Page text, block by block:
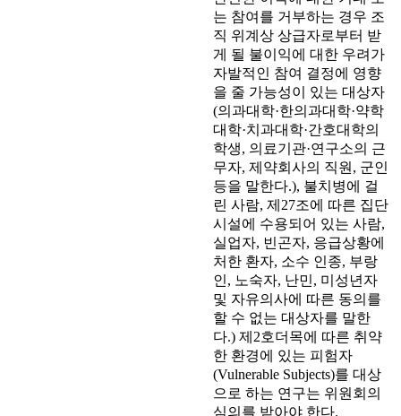
는 참여를 거부하는 경우 조
직 위계상 상급자로부터 받
게 될 불이익에 대한 우려가
자발적인 참여 결정에 영향
을 줄 가능성이 있는 대상자
(의과대학·한의과대학·약학
대학·치과대학·간호대학의
학생, 의료기관·연구소의 근
무자, 제약회사의 직원, 군인
등을 말한다.), 불치병에 걸
린 사람, 제27조에 따른 집단
시설에 수용되어 있는 사람,
실업자, 빈곤자, 응급상황에
처한 환자, 소수 인종, 부랑
인, 노숙자, 난민, 미성년자
및 자유의사에 따른 동의를
할 수 없는 대상자를 말한
다.) 제2호더목에 따른 취약
한 환경에 있는 피험자
(Vulnerable Subjects)를 대상
으로 하는 연구는 위원회의
심의를 받아야 한다.